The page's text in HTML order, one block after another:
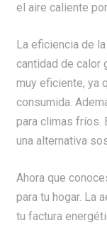
el aire caliente
La eficiencia de
cantidad de calor
muy eficiente, ya
consumida.
para climas fríos.
una alternativa
Ahora que
para tu hogar. La
tu factura